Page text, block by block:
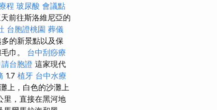
程 玻尿酸 會議點
前往斯洛維尼亞的
台胞證桃園 葬儀
的新景點以及保
巾。 台中刮痧療
台胞證 這家現代
1.7 植牙 台中水療
上，白色的沙灘上
里，直接在黑河地